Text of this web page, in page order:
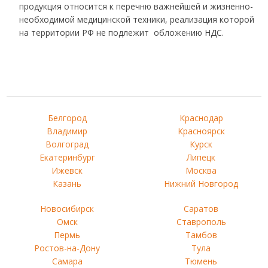
продукция относится к перечню важнейшей и жизненно-
необходимой медицинской техники, реализация которой
на территории РФ не подлежит обложению НДС.
Белгород
Владимир
Волгоград
Екатеринбург
Ижевск
Казань
Краснодар
Красноярск
Курск
Липецк
Москва
Нижний Новгород
Новосибирск
Омск
Пермь
Ростов-на-Дону
Самара
Саратов
Ставрополь
Тамбов
Тула
Тюмень